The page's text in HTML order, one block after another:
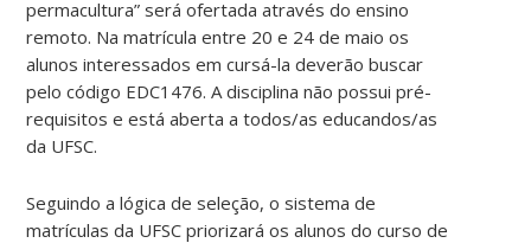
permacultura” será ofertada através do ensino
remoto. Na matrícula entre 20 e 24 de maio os
alunos interessados em cursá-la deverão buscar
pelo código EDC1476. A disciplina não possui pré-
requisitos e está aberta a todos/as educandos/as
da UFSC.
Seguindo a lógica de seleção, o sistema de
matrículas da UFSC priorizará os alunos do curso de